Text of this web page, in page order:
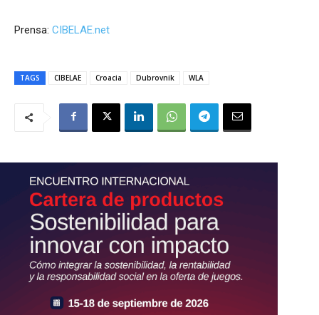
Prensa: CIBELAE.net
TAGS CIBELAE Croacia Dubrovnik WLA